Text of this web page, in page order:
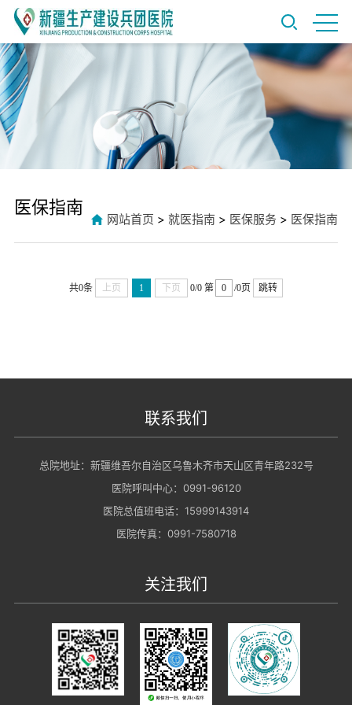
医保指南
网站首页 >就医指南 > 医保服务 > 医保指南
共0条 上页 1 下页 0/0 第 /0页 跳转
联系我们
总院地址：新疆维吾尔自治区乌鲁木齐市天山区青年路232号
医院呼叫中心：0991-96120
医院总值班电话：15999143914
医院传真：0991-7580718
关注我们